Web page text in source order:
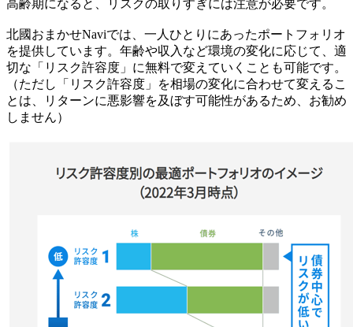
高齢期になると、リスクの取りすぎには注意が必要です。
北國おまかせNaviでは、一人ひとりにあったポートフォリオ
を提供しています。年齢や収入など環境の変化に応じて、適
切な「リスク許容度」に無料で変えていくことも可能です。
（ただし「リスク許容度」を相場の変化に合わせて変えるこ
とは、リターンに悪影響を及ぼす可能性があるため、お勧め
しません）